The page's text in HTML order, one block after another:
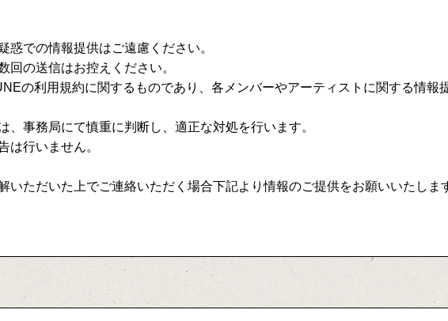
惑での情報提供はご遠慮ください。
回の送信はお控えください。
の利用規約に関するものであり、各メンバーやアーティストに関する情報
、事務局にて慎重に判断し、適正な対処を行います。
は行いません。
いただいた上でご連絡いただく場合下記より情報のご提供をお願いいたしま